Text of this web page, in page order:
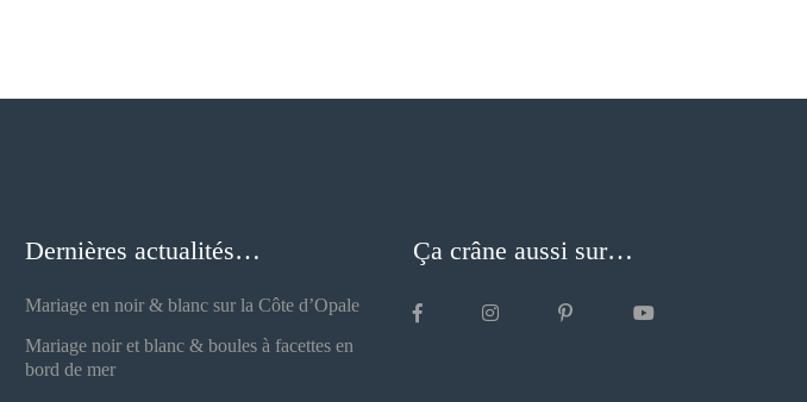
Dernières actualités…
Mariage en noir & blanc sur la Côte d’Opale
Mariage noir et blanc & boules à facettes en
bord de mer
Ça crâne aussi sur…